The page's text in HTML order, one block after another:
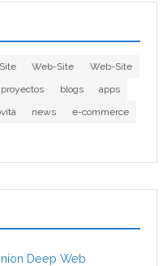
Web-Site
Web-Site
proyectos blogs
apps
news
e-commerce
Deep Web